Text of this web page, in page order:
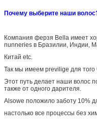
Почему выберите наши
Компания ферзя Bella имеет
nunneries в Бразилии, Индии,
Китай etc.
Так мы имеем previlige для
Этот путь делает наши волос
также от одного дарителя.
Alsowe положило заботу 10%
настолько все процессы без